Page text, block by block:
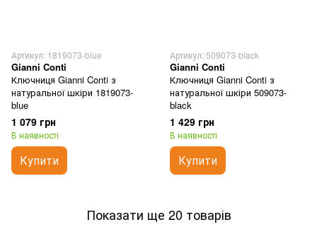
Артикул: 1819073-blue
Gianni Conti
Ключниця Gianni Conti з
натуральної шкіри 1819073-
blue
1 079 грн
В наявності
Купити
Артикул: 509073-black
Gianni Conti
Ключниця Gianni Conti з
натуральної шкіри 509073-
black
1 429 грн
В наявності
Купити
Показати ще 20 товарів